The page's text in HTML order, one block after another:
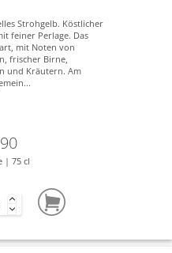
Strohgelb. Köstlicher
feiner Perlage. Das
mit Noten von
frischer Birne,
und Kräutern. Am
| 75 cl